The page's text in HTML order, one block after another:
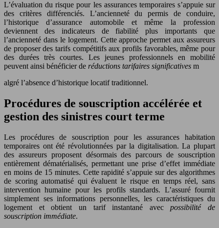
L’évaluation du risque pour les assurances temporaires s’appuie sur
des critères différenciés. L’ancienneté du permis de conduire,
l’historique d’assurance automobile et même la profession
deviennent des indicateurs de fiabilité plus importants que
l’ancienneté dans le logement. Cette approche permet aux assureurs
de proposer des tarifs compétitifs aux profils favorables, même pour
des durées très courtes. Les jeunes professionnels en mobilité
peuvent ainsi bénéficier de réductions tarifaires significatives m
algré l’absence d’historique locatif traditionnel.
Procédures de souscription accélérée et
gestion des sinistres court terme
Les procédures de souscription pour les assurances habitation
temporaires ont été révolutionnées par la digitalisation. La plupart
des assureurs proposent désormais des parcours de souscription
entièrement dématérialisés, permettant une prise d’effet immédiate
en moins de 15 minutes. Cette rapidité s’appuie sur des algorithmes
de scoring automatisé qui évaluent le risque en temps réel, sans
intervention humaine pour les profils standards. L’assuré fournit
simplement ses informations personnelles, les caractéristiques du
logement et obtient un tarif instantané avecpossibilité de
souscription immédiate.